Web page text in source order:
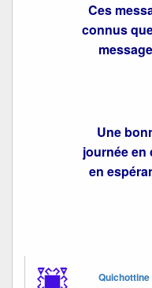
Ces
connus
Une
journée en
en
Quichottine